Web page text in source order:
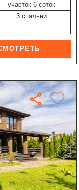
участок 6 соток
3 спальни